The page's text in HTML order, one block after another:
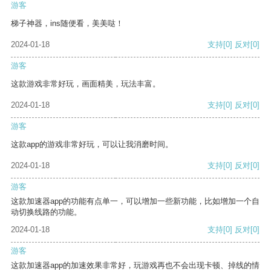
游客
梯子神器，ins随便看，美美哒！
2024-01-18 支持[0] 反对[0]
游客
这款游戏非常好玩，画面精美，玩法丰富。
2024-01-18 支持[0] 反对[0]
游客
这款app的游戏非常好玩，可以让我消磨时间。
2024-01-18 支持[0] 反对[0]
游客
这款加速器app的功能有点单一，可以增加一些新功能，比如增加一个自
动切换线路的功能。
2024-01-18
支持[0] 反对[0]
游客
这款加速器app的加速效果非常好，玩游戏再也不会出现卡顿、掉线的情